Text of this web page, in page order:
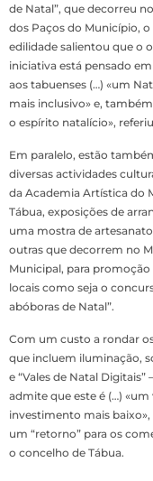
de Natal”, que decorreu
dos Paços do Município,
edilidade salientou que o
iniciativa está pensado
aos tabuenses (…) «um
mais inclusivo» e,
o espírito natalício»,
Em paralelo, estão
diversas actividades
da Academia Artística do
Tábua, exposições de
uma mostra de
outras que decorrem no
Municipal, para
locais como seja o
abóboras de Natal”.
Com um custo a rondar
que incluem iluminação,
e “Vales de Natal Digitais”
admite que este é (…)
investimento mais
um “retorno” para os
o concelho de Tábua.